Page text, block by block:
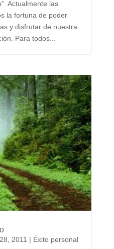
Actualmente las
la fortuna de poder
y disfrutar de nuestra
Para todos...
2011 | Éxito personal